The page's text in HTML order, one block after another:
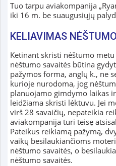
Tuo tarpu aviakompanija
iki 16 m. be suaugusiųjų
KELIAVIMAS
Ketinant skristi nėštumo metu
nėštumo savaitės būtina
pažymos forma, anglų k., ne
kurioje nurodoma, jog
planuojamo gimdymo laikas
leidžiama skristi lėktuvu. Jei
virš 28 savaičių, nepateikia
aviakompanija turi teisę
Pateikus reikiamą pažymą,
vaikų besilaukiančioms
nėštumo savaitės, o
nėštumo savaitės.